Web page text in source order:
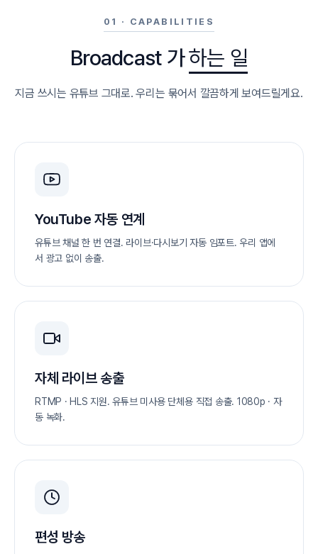
01 · CAPABILITIES
Broadcast 가하는 일
지금 쓰시는 유튜브 그대로. 우리는 묶어서 깔끔하게 보여드릴게요.
YouTube 자동 연계
유튜브 채널 한 번 연결. 라이브·다시보기 자동 임포트. 우리 앱에
서 광고 없이 송출.
자체 라이브 송출
RTMP · HLS 지원. 유튜브 미사용 단체용 직접 송출. 1080p · 자
동 녹화.
편성 방송